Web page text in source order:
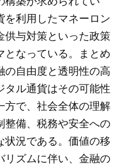
を利用したマネーロン
供与対策といった政策
となっている。まとめ
の自由度と透明性の高
タル通貨はその可能性
方で、社会全体の理解
整備、税務や安全への
状況である。価値の移
リズムに伴い、金融の